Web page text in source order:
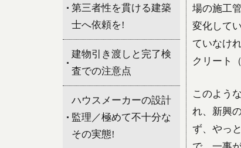
第三者性を貫ける建築
士へ依頼を!
建物引き渡しと完了検
査での注意点
ハウスメーカーの設計
監理／極めて不十分な
その実態!
場の施工
変化して
ていなけ
クリート
このよう
れ、新興
ず、やっ